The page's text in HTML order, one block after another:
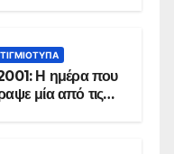
Η ημέρα που
μία από τις